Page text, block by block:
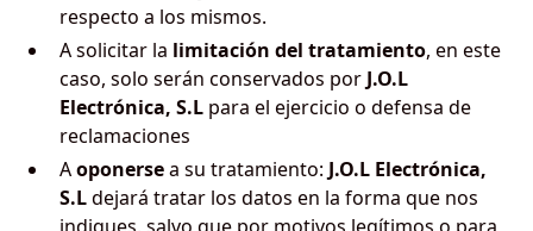
respecto a los mismos.
A solicitar la limitación del tratamiento, en este
caso, solo serán conservados por J.O.L
Electrónica, S.L para el ejercicio o defensa de
reclamaciones
Aoponersea su tratamiento: J.O.L Electrónica,
S.Ldejará tratar los datos en la forma que nos